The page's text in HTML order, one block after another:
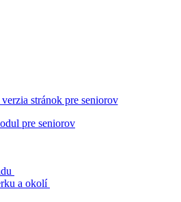
stránok pre seniorov
a okolí